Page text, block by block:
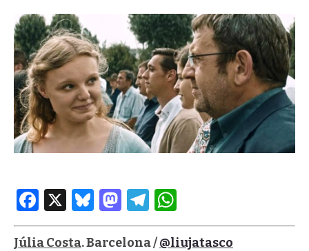
Facebook
X Bluesky
Mastodon
Telegram
Júlia Costa. Barcelona /@liujatasco